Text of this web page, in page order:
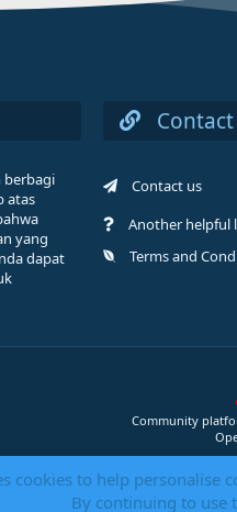
berbagi
atas
yang
dapat
Contact us
Another helpful
Terms and
Community
cookies to help personalise
By continuing to use